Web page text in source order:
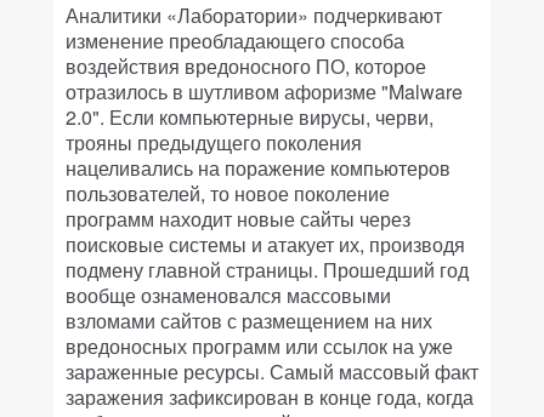
Аналитики «Лаборатории» подчеркивают
изменение преобладающего способа
воздействия вредоносного ПО, которое
отразилось в шутливом афоризме "Malware
2.0". Если компьютерные вирусы, черви,
трояны предыдущего поколения
нацеливались на поражение компьютеров
пользователей, то новое поколение
программ находит новые сайты через
поисковые системы и атакует их, производя
подмену главной страницы. Прошедший год
вообще ознаменовался массовыми
взломами сайтов с размещением на них
вредоносных программ или ссылок на уже
зараженные ресурсы. Самый массовый факт
заражения зафиксирован в конце года, когда